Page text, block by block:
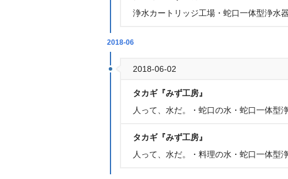
浄水カートリッジ工場・蛇口一体型浄水
2018-06
2018-06-02
タカギ『みず工房』
人って、水だ。・蛇口の水・蛇口一体型
タカギ『みず工房』
人って、水だ。・料理の水・蛇口一体型